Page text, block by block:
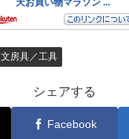
文房具／工具
シェアする
Facebook